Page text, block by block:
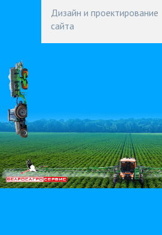
Дизайн и проектирование
сайта